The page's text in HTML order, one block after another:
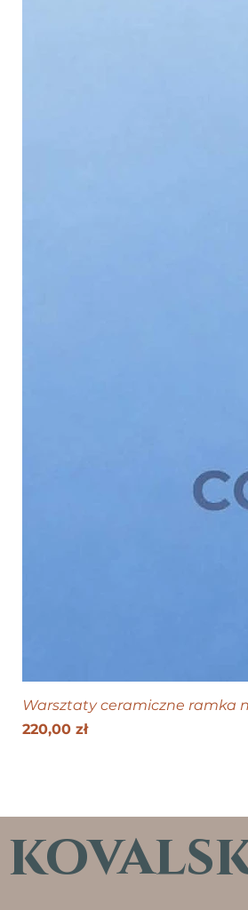
Warsztaty ceramiczne ramka
Cena
220,00 zł